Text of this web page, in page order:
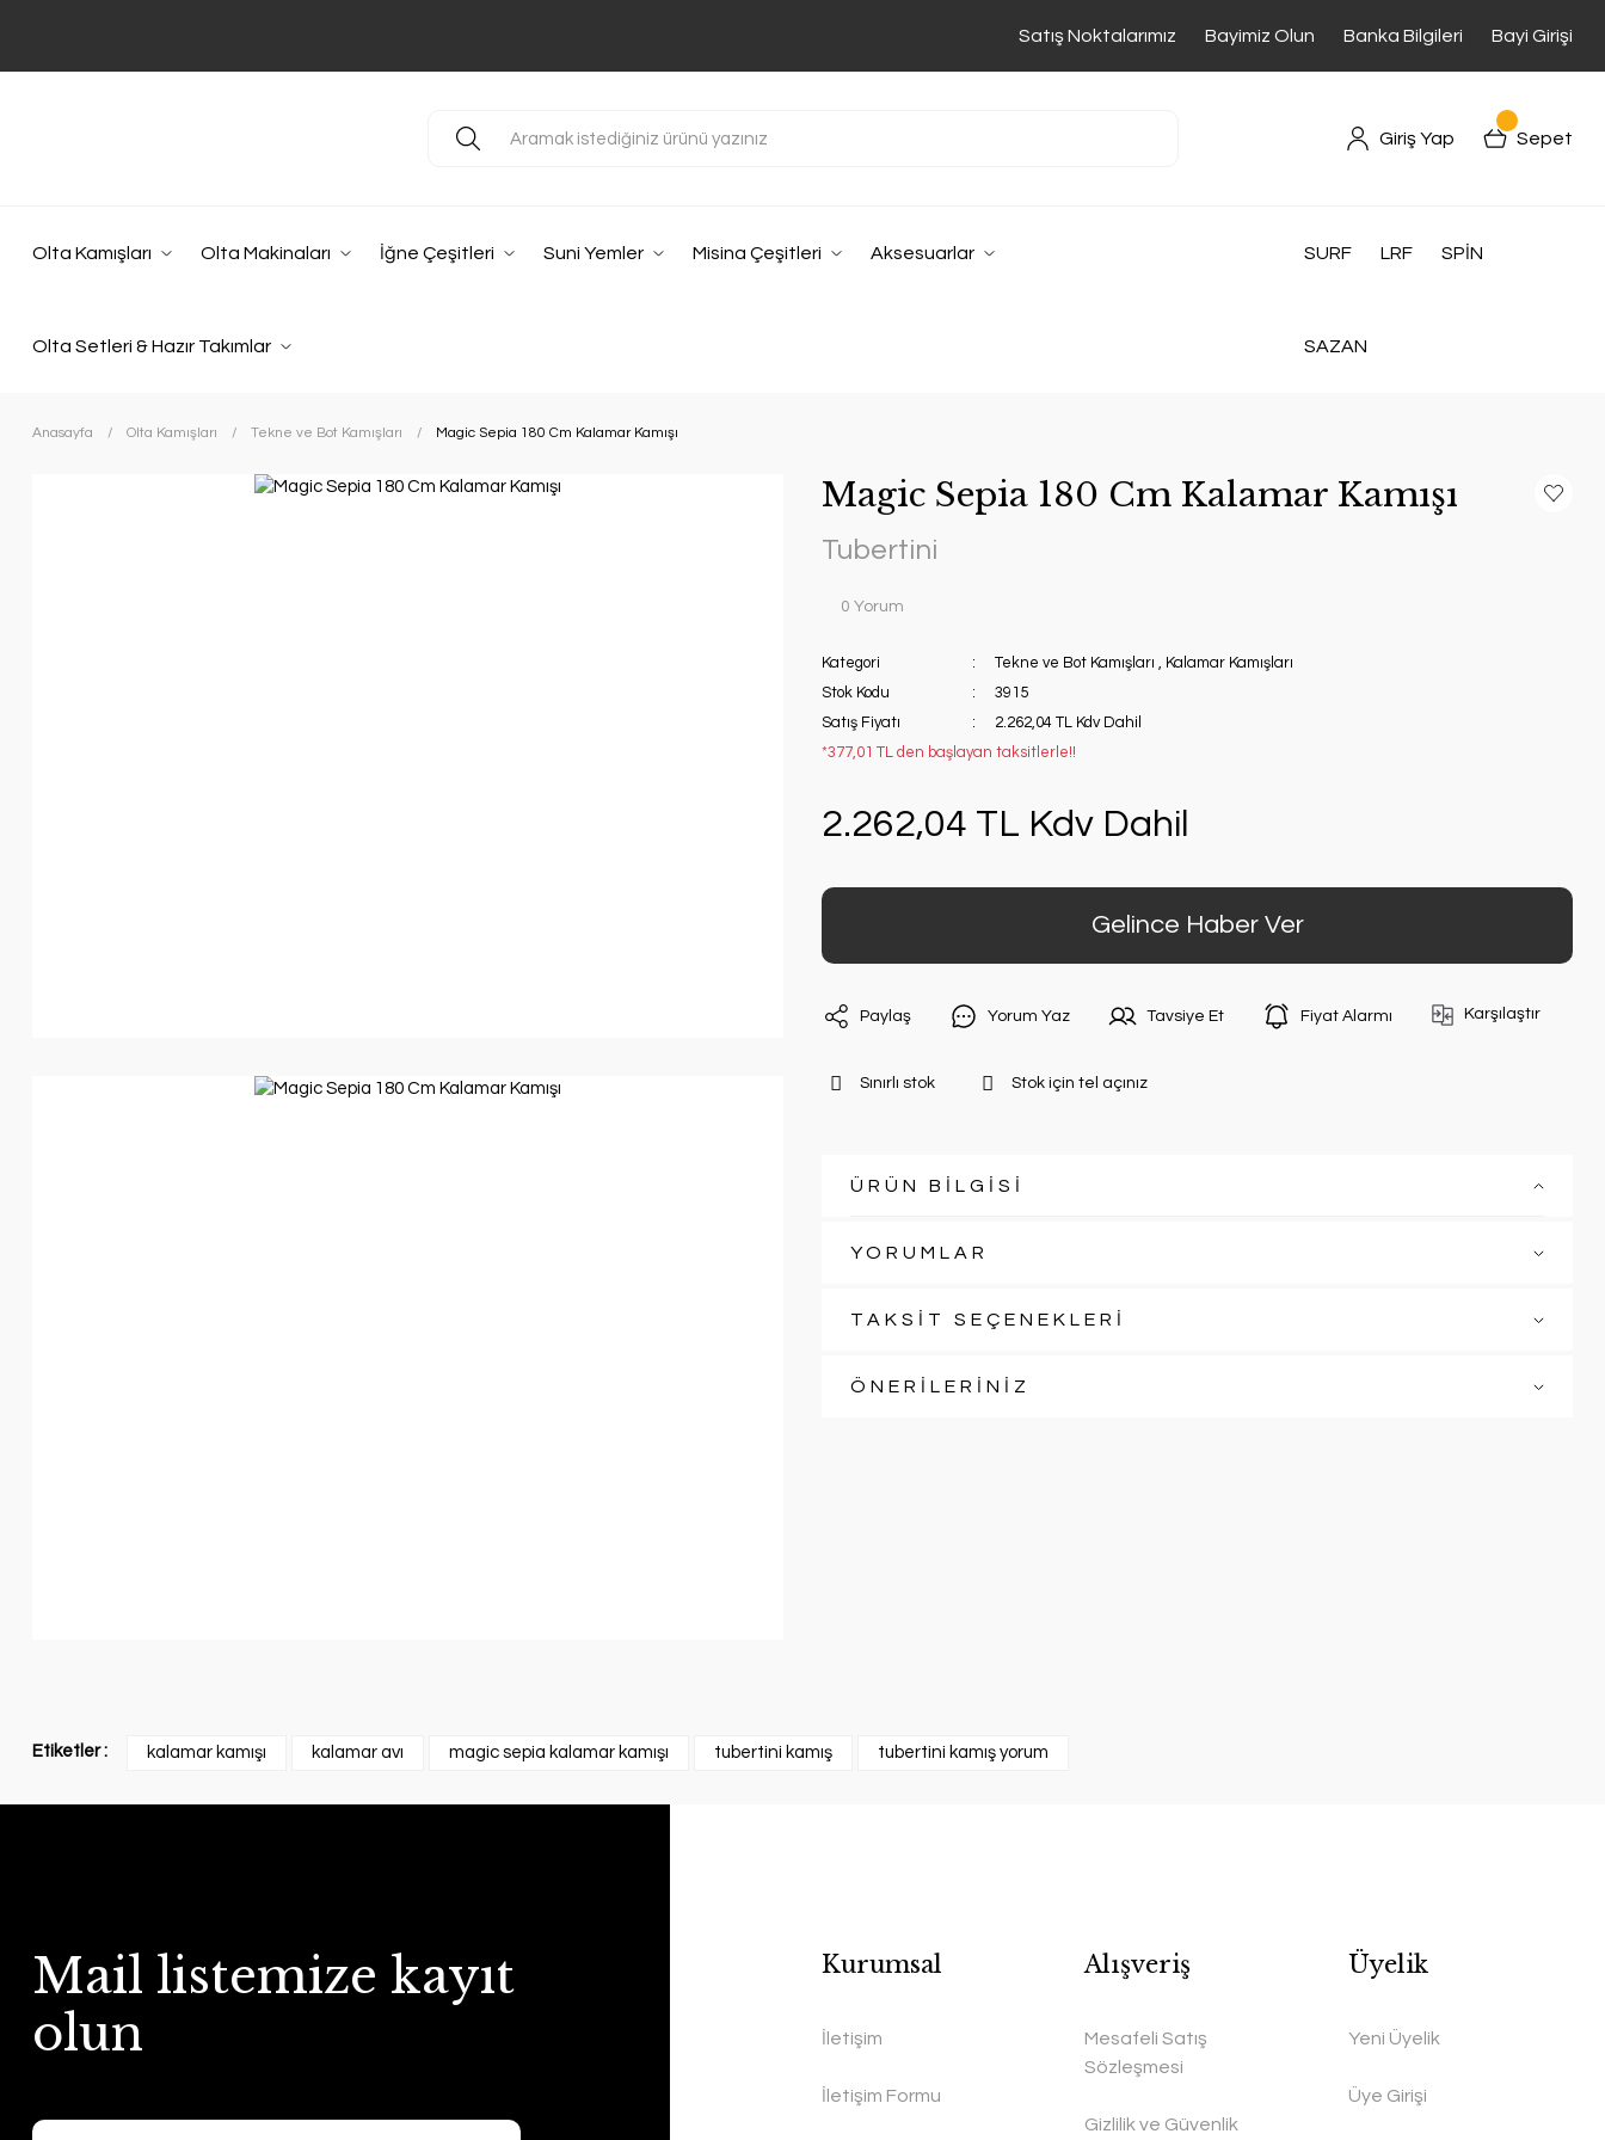
Satış Noktalarımız Bayimiz Olun Banka Bilgileri Bayi Girişi
Giriş Yap Sepet
Olta Kamışları Olta Makinaları İğne Çeşitleri Suni Yemler Misina Çeşitleri Aksesuarlar
Olta Setleri & Hazır Takımlar
SURF LRF SPİN
SAZAN
Anasayfa Olta Kamışları Tekne ve Bot Kamışları Magic Sepia 180 Cm Kalamar Kamışı
Magic Sepia 180 Cm Kalamar Kamışı
Tubertini
0 Yorum
Kategori Tekne ve Bot Kamışları , Kalamar Kamışları
Stok Kodu
3915
Satış Fiyatı
2.262,04 TL Kdv Dahil
*377,01 TL den başlayan taksitlerle!!
2.262,04 TL Kdv Dahil
Gelince Haber Ver
Paylaş Yorum Yaz Tavsiye Et Fiyat Alarmı Karşılaştır
Sınırlı stok Stok için tel açınız
ÜRÜN BİLGİSİ
YORUMLAR
TAKSİT SEÇENEKLERİ
ÖNERİLERİNİZ
Etiketler : kalamar kamışı kalamar avı magic sepia kalamar kamışı tubertini kamış tubertini kamış yorum
Mail listemize kayıt
olun
Kurumsal
İletişim
İletişim Formu
Alışveriş
Mesafeli Satış
Sözleşmesi
Gizlilik ve Güvenlik
Üyelik
Yeni Üyelik
Üye Girişi